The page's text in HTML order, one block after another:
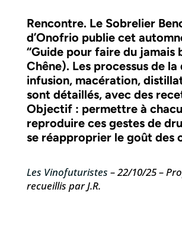
Rencontre. Le Sobrelier
d’Onofrio publie cet
“Guide pour faire du jamais
Chêne). Les processus de
infusion, macération,
sont détaillés, avec des
Objectif : permettre à
reproduire ces gestes de
se réapproprier le goût des
Les Vinofuturistes – 22/10/25 –
recueillis par J.R.